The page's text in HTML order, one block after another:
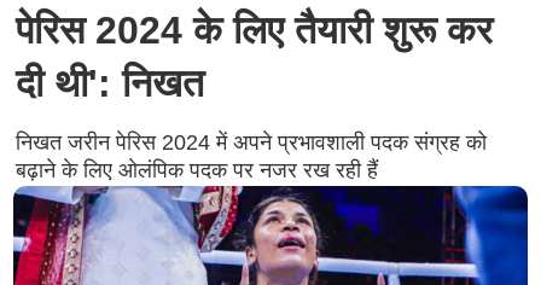
पेरिस 2024 के लिए तैयारी शुरू कर
दी थी': निखत
निखत जरीन पेरिस 2024 में अपने प्रभावशाली पदक संग्रह को
बढ़ाने के लिए ओलंपिक पदक पर नजर रख रही हैं